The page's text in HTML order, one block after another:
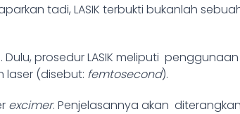
tadi, LASIK terbukti bukanlah
prosedur LASIK meliputi
laser (disebut: femtosecond).
excimer. Penjelasannya akan